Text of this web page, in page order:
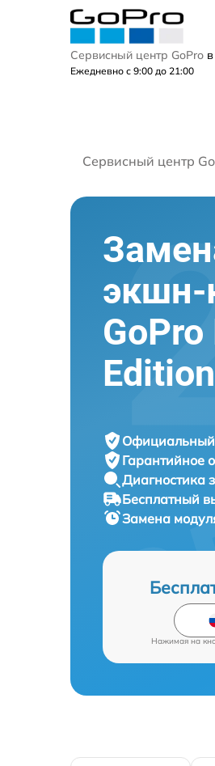
Сервисный центр GoPro
Ежедневно с 9:00 до 21:00
Сервисный центр
GoPro
Edition
Официальный
Гарантийное
Диагностика
Бесплатный
Замена
Нажимая на